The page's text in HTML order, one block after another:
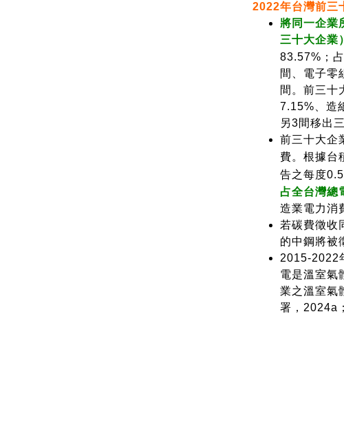
2022年台灣前三
將同一企業
三十大企業）
83.57%；
間、電子零
間。前三十
7.15%、造
另3間移出
前三十大企
費。根據台
告之每度
占全台灣總
造業電力消
若碳費徵收
的中鋼將被
2015-2022
電是溫室氣
業之溫室氣
署，2024a